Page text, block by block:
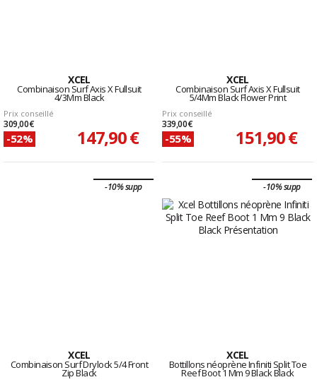
XCEL
Combinaison Surf Axis X Fullsuit
4/3Mm Black
Prix conseillé
309,00 €
-52% 147,90 €
XCEL
Combinaison Surf Axis X Fullsuit
5/4Mm Black Flower Print
Prix conseillé
339,00 €
-55% 151,90 €
-10% supp
XCEL
Combinaison Surf Drylock 5/4 Front
Zip Black
-10% supp
XCEL
Bottillons néoprène Infiniti Split Toe
Reef Boot 1 Mm 9 Black Black